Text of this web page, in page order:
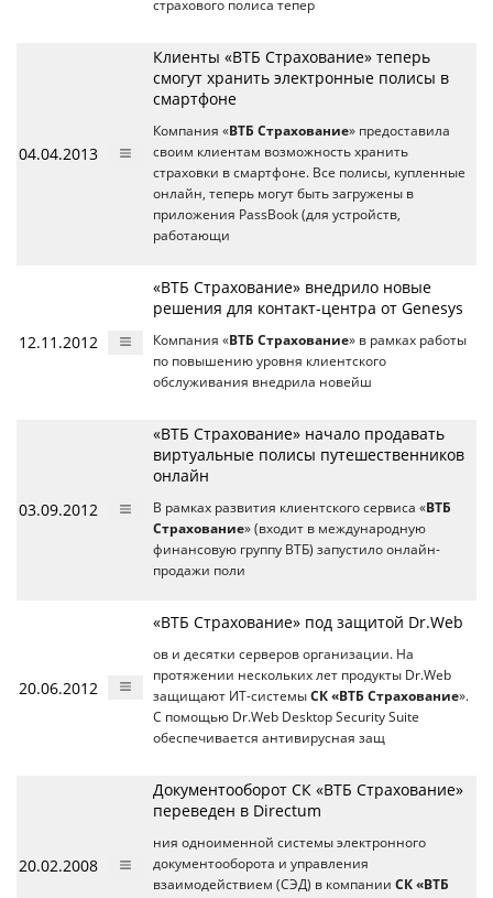
страхового полиса тепер
04.04.2013
Клиенты «ВТБ Страхование» теперь
смогут хранить электронные полисы в
смартфоне
Компания «ВТБ Страхование» предоставила
своим клиентам возможность хранить
страховки в смартфоне. Все полисы, купленные
онлайн, теперь могут быть загружены в
приложения PassBook (для устройств,
работающи
12.11.2012
«ВТБ Страхование» внедрило новые
решения для контакт-центра от Genesys
Компания «ВТБ Страхование» в рамках работы
по повышению уровня клиентского
обслуживания внедрила новейш
03.09.2012
«ВТБ Страхование» начало продавать
виртуальные полисы путешественников
онлайн
В рамках развития клиентского сервиса «ВТБ
Страхование» (входит в международную
финансовую группу ВТБ) запустило онлайн-
продажи поли
20.06.2012
«ВТБ Страхование» под защитой Dr.Web
ов и десятки серверов организации. На
протяжении нескольких лет продукты Dr.Web
защищают ИТ-системы СК «ВТБ Страхование».
С помощью Dr.Web Desktop Security Suite
обеспечивается антивирусная защ
20.02.2008
Документооборот СК «ВТБ Страхование»
переведен в Directum
ния одноименной системы электронного
документооборота и управления
взаимодействием (СЭД) в компании СК «ВТБ